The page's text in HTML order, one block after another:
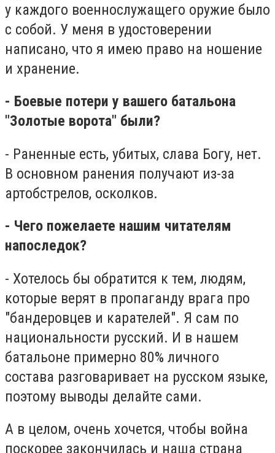
у каждого военнослужащего оружие было
с собой. У меня в удостоверении
написано, что я имею право на ношение
и хранение.
- Боевые потери у вашего батальона
"Золотые ворота" были?
- Раненные есть, убитых, слава Богу, нет.
В основном ранения получают из-за
артобстрелов, осколков.
- Чего пожелаете нашим читателям
напоследок?
- Хотелось бы обратится к тем, людям,
которые верят в пропаганду врага про
"бандеровцев и карателей". Я сам по
национальности русский. И в нашем
батальоне примерно 80% личного
состава разговаривает на русском языке,
поэтому выводы делайте сами.
А в целом, очень хочется, чтобы война
поскорее закончилась и наша страна